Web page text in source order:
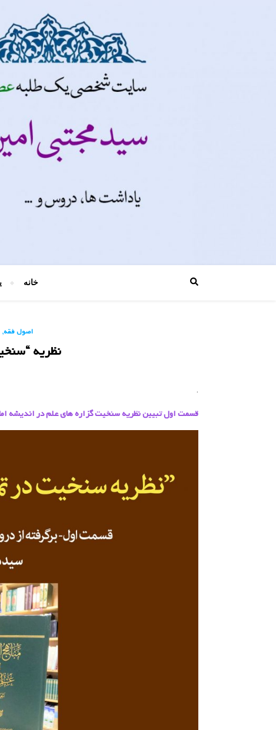
خانه
اصول فقه
نظریه
.
قسمت اول تبیین نظریه سنخیت گزاره های علم در اندیشه